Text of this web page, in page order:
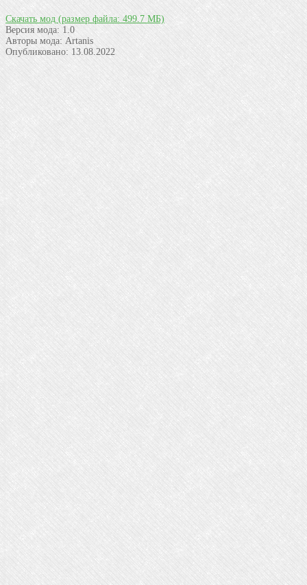
Скачать мод(размер файла: 499.7 МБ)
Версия мода: 1.0
Авторы мода: Artanis
Опубликовано: 13.08.2022